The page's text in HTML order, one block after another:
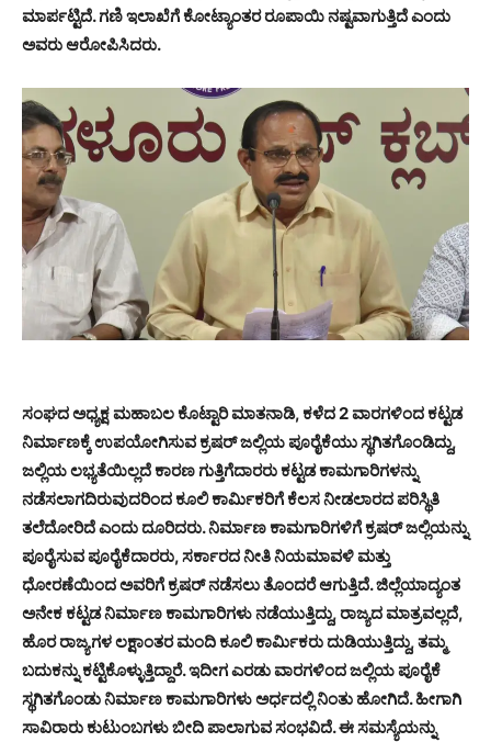
ಮಾರ್ಪಟ್ಟಿದೆ. ಗಣಿ ಇಲಾಖೆಗೆ ಕೋಟ್ಯಾಂತರ ರೂಪಾಯಿ ನಷ್ಟವಾಗುತ್ತಿದೆ ಎಂದು
ಅವರು ಆರೋಪಿಸಿದರು.
ಸಂಘದ ಅಧ್ಯಕ್ಷ ಮಹಾಬಲ ಕೊಟ್ಟಾರಿ ಮಾತನಾಡಿ, ಕಳೆದ 2 ವಾರಗಳಿಂದ ಕಟ್ಟಡ
ನಿರ್ಮಾಣಕ್ಕೆ ಉಪಯೋಗಿಸುವ ಕ್ರಷರ್ ಜಲ್ಲಿಯ ಪೂರೈಕೆಯು ಸ್ಥಗಿತಗೊಂಡಿದ್ದು,
ಜಲ್ಲಿಯ ಲಭ್ಯತೆಯಿಲ್ಲದೆ ಕಾರಣ ಗುತ್ತಿಗೆದಾರರು ಕಟ್ಟಡ ಕಾಮಗಾರಿಗಳನ್ನು
ನಡೆಸಲಾಗದಿರುವುದರಿಂದ ಕೂಲಿ ಕಾರ್ಮಿಕರಿಗೆ ಕೆಲಸ ನೀಡಲಾರದ ಪರಿಸ್ಥಿತಿ
ತಲೆದೋರಿದೆ ಎಂದು ದೂರಿದರು. ನಿರ್ಮಾಣ ಕಾಮಗಾರಿಗಳಿಗೆ ಕ್ರಷರ್ ಜಲ್ಲಿಯನ್ನು
ಪೂರೈಸುವ ಪೂರೈಕೆದಾರರು, ಸರ್ಕಾರದ ನೀತಿ ನಿಯಮಾವಳಿ ಮತ್ತು
ಧೋರಣೆಯಿಂದ ಅವರಿಗೆ ಕ್ರಷರ್ ನಡೆಸಲು ತೊಂದರೆ ಆಗುತ್ತಿದೆ. ಜಿಲ್ಲೆಯಾದ್ಯಂತ
ಅನೇಕ ಕಟ್ಟಡ ನಿರ್ಮಾಣ ಕಾಮಗಾರಿಗಳು ನಡೆಯುತ್ತಿದ್ದು, ರಾಜ್ಯದ ಮಾತ್ರವಲ್ಲದೆ,
ಹೊರ ರಾಜ್ಯಗಳ ಲಕ್ಷಾಂತರ ಮಂದಿ ಕೂಲಿ ಕಾರ್ಮಿಕರು ದುಡಿಯುತ್ತಿದ್ದು, ತಮ್ಮ
ಬದುಕನ್ನು ಕಟ್ಟಿಕೊಳ್ಳುತ್ತಿದ್ದಾರೆ. ಇದೀಗ ಎರಡು ವಾರಗಳಿಂದ ಜಲ್ಲಿಯ ಪೂರೈಕೆ
ಸ್ಥಗಿತಗೊಂಡು ನಿರ್ಮಾಣ ಕಾಮಗಾರಿಗಳು ಅರ್ಧದಲ್ಲಿ ನಿಂತು ಹೋಗಿದೆ. ಹೀಗಾಗಿ
ಸಾವಿರಾರು ಕುಟುಂಬಗಳು ಬೀದಿ ಪಾಲಾಗುವ ಸಂಭವಿದೆ. ಈ ಸಮಸ್ಯೆಯನ್ನು